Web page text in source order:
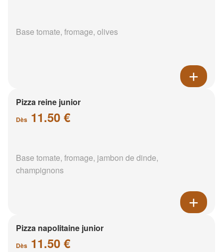
Base tomate, fromage, olives
Pizza reine junior
Dès 11.50 €
Base tomate, fromage, jambon de dinde,
champignons
Pizza napolitaine junior
Dès 11.50 €